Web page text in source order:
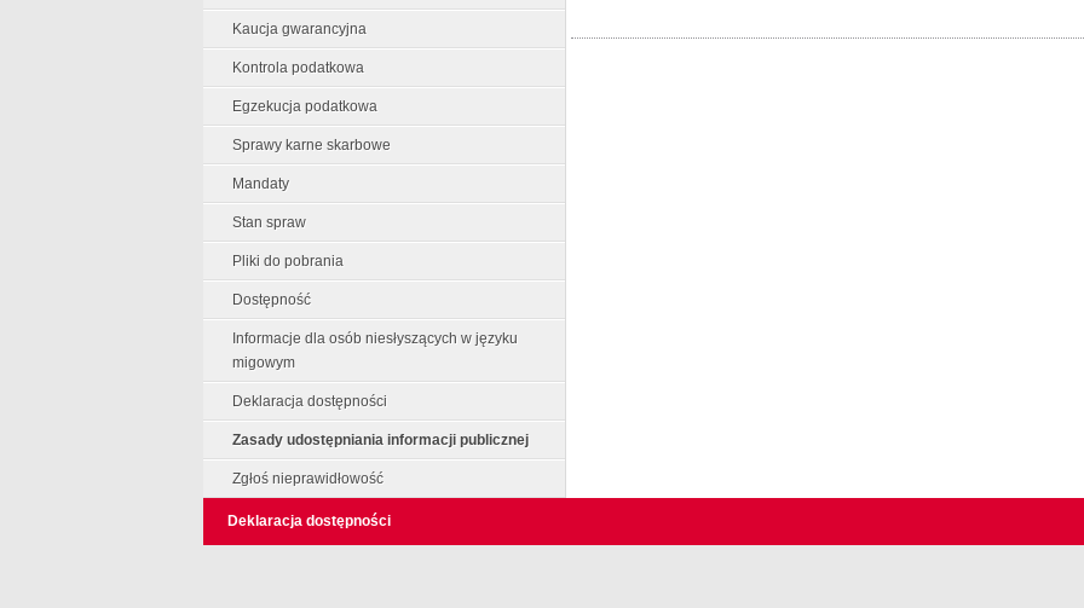
Kaucja gwarancyjna
Kontrola podatkowa
Egzekucja podatkowa
Sprawy karne skarbowe
Mandaty
Stan spraw
Pliki do pobrania
Dostępność
Informacje dla osób niesłyszących w języku
migowym
Deklaracja dostępności
Zasady udostępniania informacji publicznej
Zgłoś nieprawidłowość
Deklaracja dostępności